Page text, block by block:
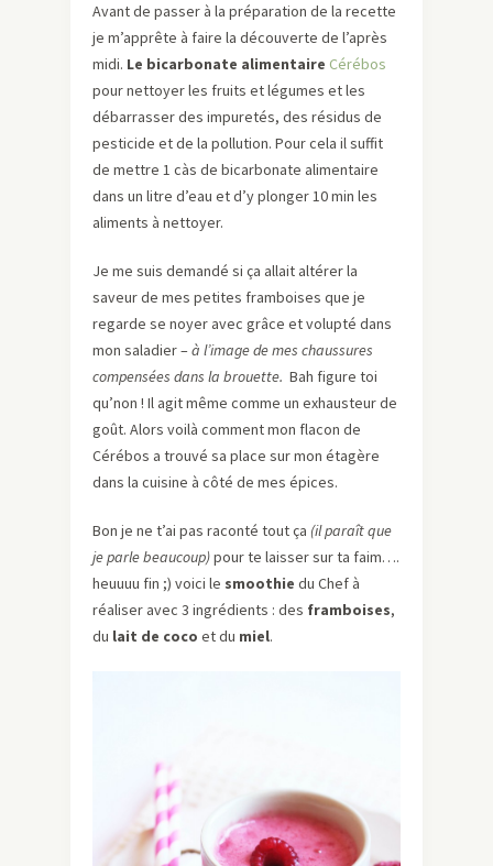
Avant de passer à la préparation de la recette
je m’apprête à faire la découverte de l’après
midi. Le bicarbonate alimentaire Cérébos
pour nettoyer les fruits et légumes et les
débarrasser des impuretés, des résidus de
pesticide et de la pollution. Pour cela il suffit
de mettre 1 càs de bicarbonate alimentaire
dans un litre d’eau et d’y plonger 10 min les
aliments à nettoyer.
Je me suis demandé si ça allait altérer la
saveur de mes petites framboises que je
regarde se noyer avec grâce et volupté dans
mon saladier –à l’image de mes chaussures
compensées dans la brouette. Bah figure toi
qu’non ! Il agit même comme un exhausteur de
goût. Alors voilà comment mon flacon de
Cérébos a trouvé sa place sur mon étagère
dans la cuisine à côté de mes épices.
Bon je ne t’ai pas raconté tout ça (il paraît que
je parle beaucoup)pour te laisser sur ta faim….
heuuuu fin ;) voici le smoothie du Chef à
réaliser avec 3 ingrédients : des framboises,
du lait de coco et du miel.